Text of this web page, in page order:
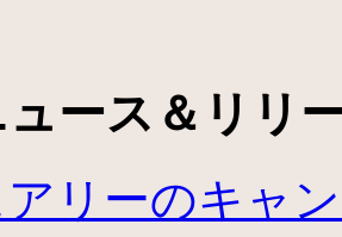
ース＆リリ
アリーのキャ